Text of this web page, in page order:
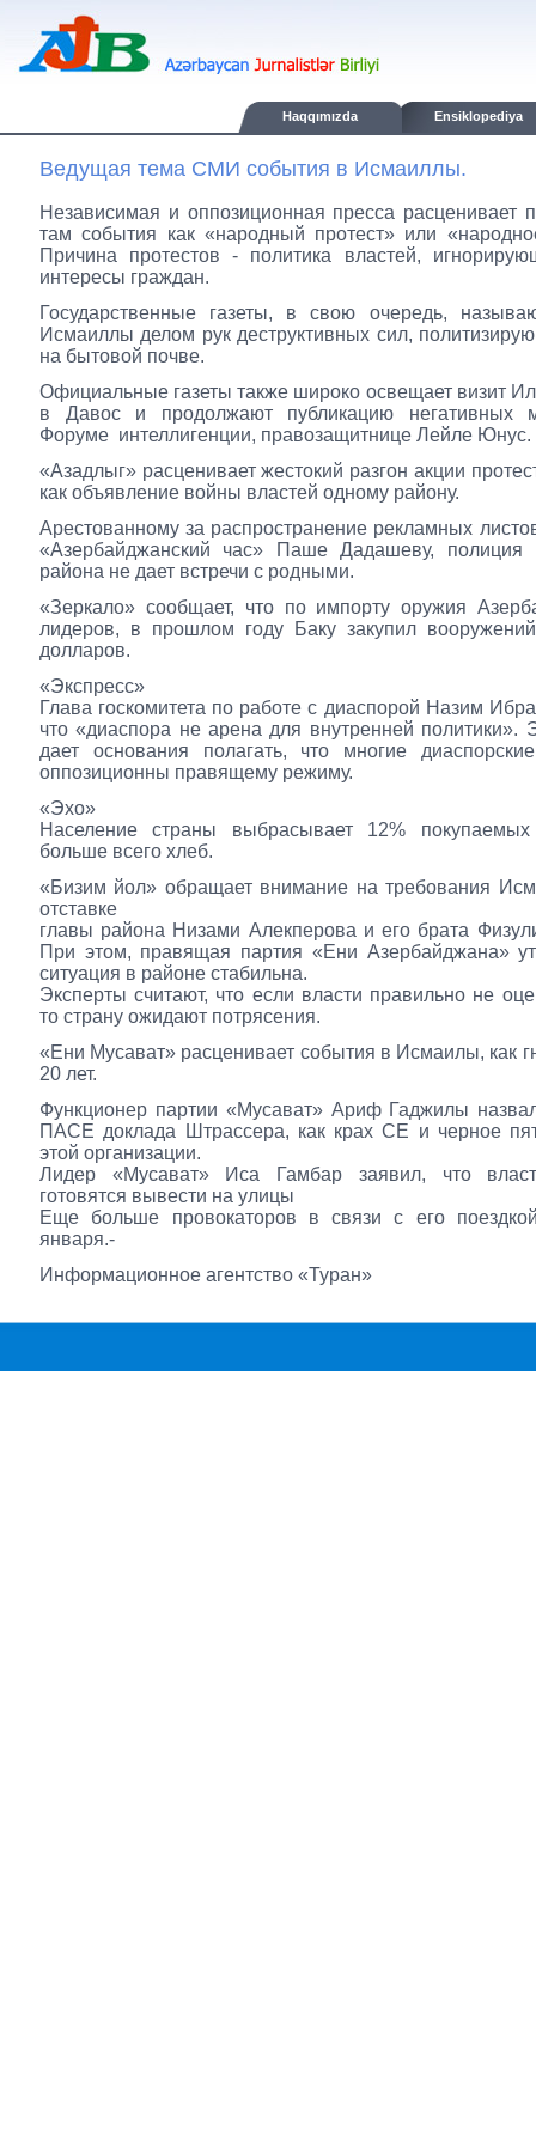
Haqqımızda Ensiklopediya
Ведущая тема СМИ события в Исмаиллы.
Независимая и оппозиционная пресса расценивает
там события как «народный протест» или
Причина протестов - политика властей,
интересы граждан.
Государственные газеты, в свою очередь,
Исмаиллы делом рук деструктивных сил,
на бытовой почве.
Официальные газеты также широко освещает визит
в Давос и продолжают публикацию негативных
Форуме интеллигенции, правозащитнице Лейле Юнус.
«Азадлыг» расценивает жестокий разгон акции
как объявление войны властей одному району.
Арестованному за распространение рекламных
«Азербайджанский час» Паше Дадашеву, полиция
района не дает встречи с родными.
«Зеркало» сообщает, что по импорту оружия
лидеров, в прошлом году Баку закупил
долларов.
«Экспресс»
Глава госкомитета по работе с диаспорой Назим
что «диаспора не арена для внутренней политики».
дает основания полагать, что многие
оппозиционны правящему режиму.
«Эхо»
Население страны выбрасывает 12%
больше всего хлеб.
«Бизим йол» обращает внимание на требования
отставке
главы района Низами Алекперова и его брата
При этом, правящая партия «Ени Азербайджана»
ситуация в районе стабильна.
Эксперты считают, что если власти правильно не
то страну ожидают потрясения.
«Ени Мусават» расценивает события в Исмаилы, как
20 лет.
Функционер партии «Мусават» Ариф Гаджилы
ПАСЕ доклада Штрассера, как крах СЕ и черное
этой организации.
Лидер «Мусават» Иса Гамбар заявил, что
готовятся вывести на улицы
Еще больше провокаторов в связи с его
января.-
Информационное агентство «Туран»